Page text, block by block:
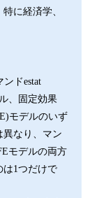
に経済学、
ドestat
、固定効果
モデルのいず
異なり、マン
モデルの両方
は1つだけで